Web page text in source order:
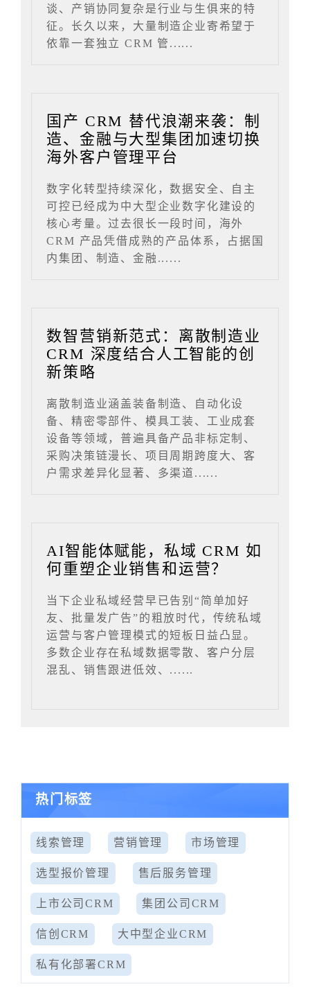
谈、产销协同复杂是行业与生俱来的特
征。长久以来，大量制造企业寄希望于
依靠一套独立 CRM 管......
国产 CRM 替代浪潮来袭：制
造、金融与大型集团加速切换
海外客户管理平台
数字化转型持续深化，数据安全、自主
可控已经成为中大型企业数字化建设的
核心考量。过去很长一段时间，海外
CRM 产品凭借成熟的产品体系，占据国
内集团、制造、金融......
数智营销新范式：离散制造业
CRM 深度结合人工智能的创
新策略
离散制造业涵盖装备制造、自动化设
备、精密零部件、模具工装、工业成套
设备等领域，普遍具备产品非标定制、
采购决策链漫长、项目周期跨度大、客
户需求差异化显著、多渠道......
AI智能体赋能，私域 CRM 如
何重塑企业销售和运营？
当下企业私域经营早已告别“简单加好
友、批量发广告”的粗放时代，传统私域
运营与客户管理模式的短板日益凸显。
多数企业存在私域数据零散、客户分层
混乱、销售跟进低效、......
热门标签
线索管理 营销管理 市场管理
选型报价管理 售后服务管理
上市公司CRM 集团公司CRM
信创CRM 大中型企业CRM
私有化部署CRM